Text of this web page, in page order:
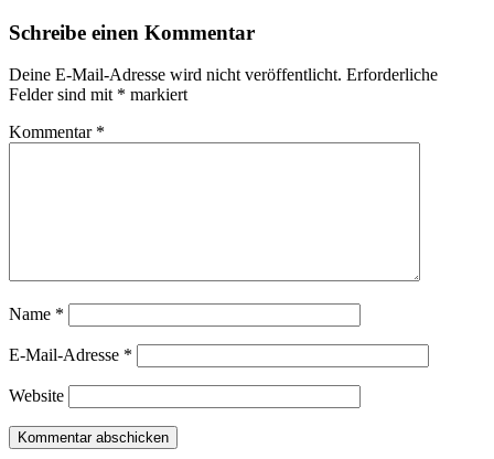
Schreibe einen Kommentar
Deine E-Mail-Adresse wird nicht veröffentlicht. Erforderliche
Felder sind mit * markiert
Kommentar *
Name *
E-Mail-Adresse *
Website